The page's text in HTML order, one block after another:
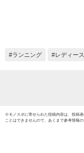
ランニング レディー
※モノスポに寄せられた投稿内容は、投稿
ことはできませんので、あくまで参考情報